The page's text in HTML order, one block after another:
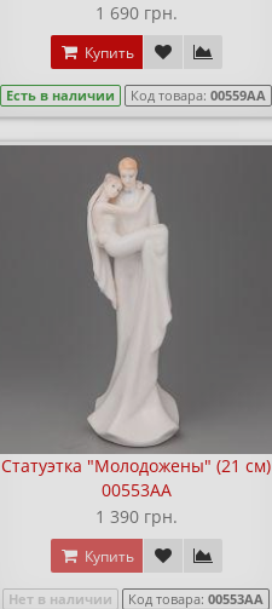
1 690 грн.
Купить
Есть в наличии Код товара:00559AA
Статуэтка "Молодожены" (21 см)
00553AA
1 390 грн.
Купить
Нет в наличии Код товара:00553AA